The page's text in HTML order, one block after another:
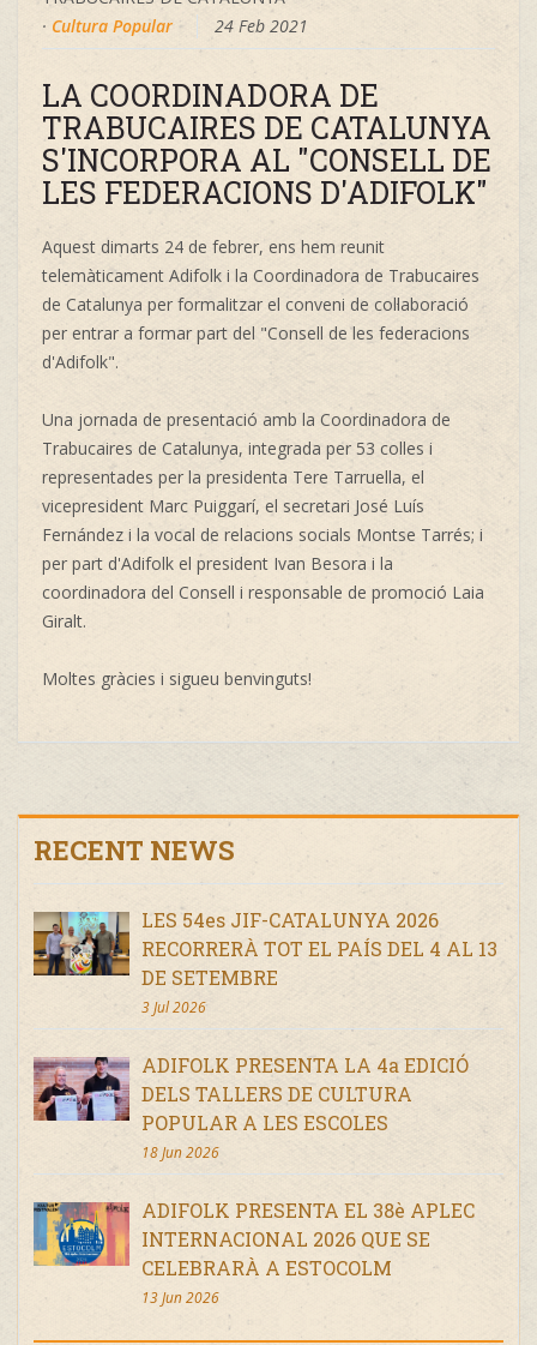
· Cultura Popular 24 Feb 2021
LA COORDINADORA DE
TRABUCAIRES DE CATALUNYA
S'INCORPORA AL "CONSELL DE
LES FEDERACIONS D'ADIFOLK"
Aquest dimarts 24 de febrer, ens hem reunit
telemàticament Adifolk i la Coordinadora de Trabucaires
de Catalunya per formalitzar el conveni de col·laboració
per entrar a formar part del "Consell de les federacions
d'Adifolk".
Una jornada de presentació amb la Coordinadora de
Trabucaires de Catalunya, integrada per 53 colles i
representades per la presidenta Tere Tarruella, el
vicepresident Marc Puiggarí, el secretari José Luís
Fernández i la vocal de relacions socials Montse Tarrés; i
per part d'Adifolk el president Ivan Besora i la
coordinadora del Consell i responsable de promoció Laia
Giralt.
Moltes gràcies i sigueu benvinguts!
RECENT NEWS
LES 54es JIF-CATALUNYA 2026
RECORRERÀ TOT EL PAÍS DEL 4 AL 13
DE SETEMBRE
3 Jul 2026
ADIFOLK PRESENTA LA 4a EDICIÓ
DELS TALLERS DE CULTURA
POPULAR A LES ESCOLES
18 Jun 2026
ADIFOLK PRESENTA EL 38è APLEC
INTERNACIONAL 2026 QUE SE
CELEBRARÀ A ESTOCOLM
13 Jun 2026